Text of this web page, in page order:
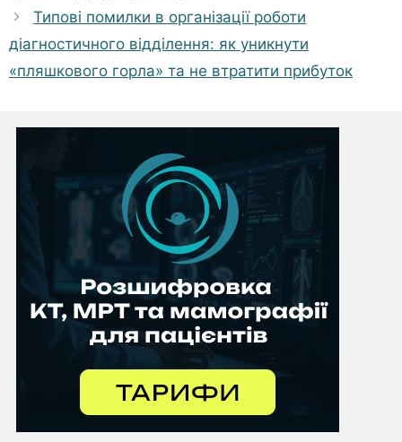
Типові помилки в організації роботи
діагностичного відділення: як уникнути
«пляшкового горла» та не втратити прибуток